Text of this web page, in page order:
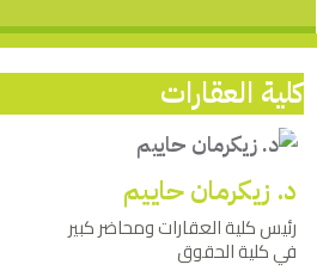
كلية العقارات
د. زيكرمان حاييم
رئيس كلية العقارات ومحاضر كبير
في كلية الحقوق